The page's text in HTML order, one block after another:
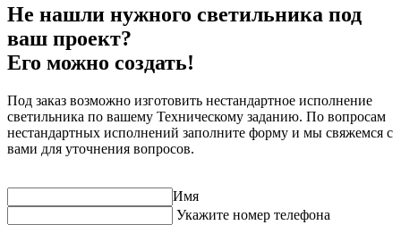
Не нашли нужного светильника под
ваш проект?
Его можно создать!
Под заказ возможно изготовить нестандартное исполнение
светильника по вашему Техническому заданию. По вопросам
нестандартных исполнений заполните форму и мы свяжемся с
вами для уточнения вопросов.
Имя
Укажите номер телефона